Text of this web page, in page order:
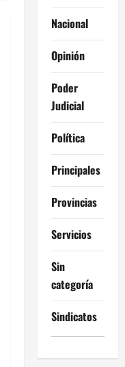
Nacional
Opinión
Poder
Judicial
Política
Principales
Provincias
Servicios
Sin
categoría
Sindicatos